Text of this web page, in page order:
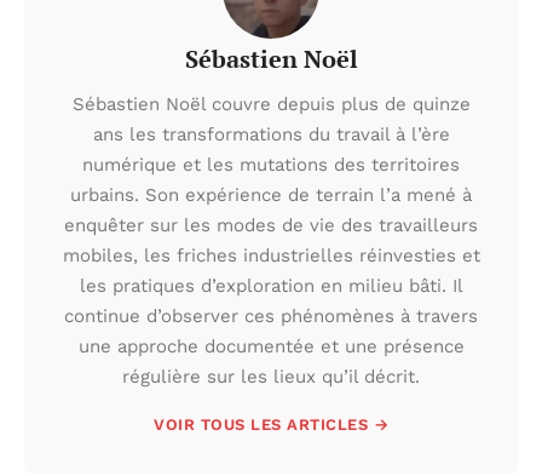
Sébastien Noël
Sébastien Noël couvre depuis plus de quinze
ans les transformations du travail à l’ère
numérique et les mutations des territoires
urbains. Son expérience de terrain l’a mené à
enquêter sur les modes de vie des travailleurs
mobiles, les friches industrielles réinvesties et
les pratiques d’exploration en milieu bâti. Il
continue d’observer ces phénomènes à travers
une approche documentée et une présence
régulière sur les lieux qu’il décrit.
VOIR TOUS LES ARTICLES →